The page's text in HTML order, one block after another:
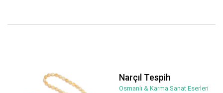
Narçıl Tespih
Osmanlı & Karma Sanat Eserleri